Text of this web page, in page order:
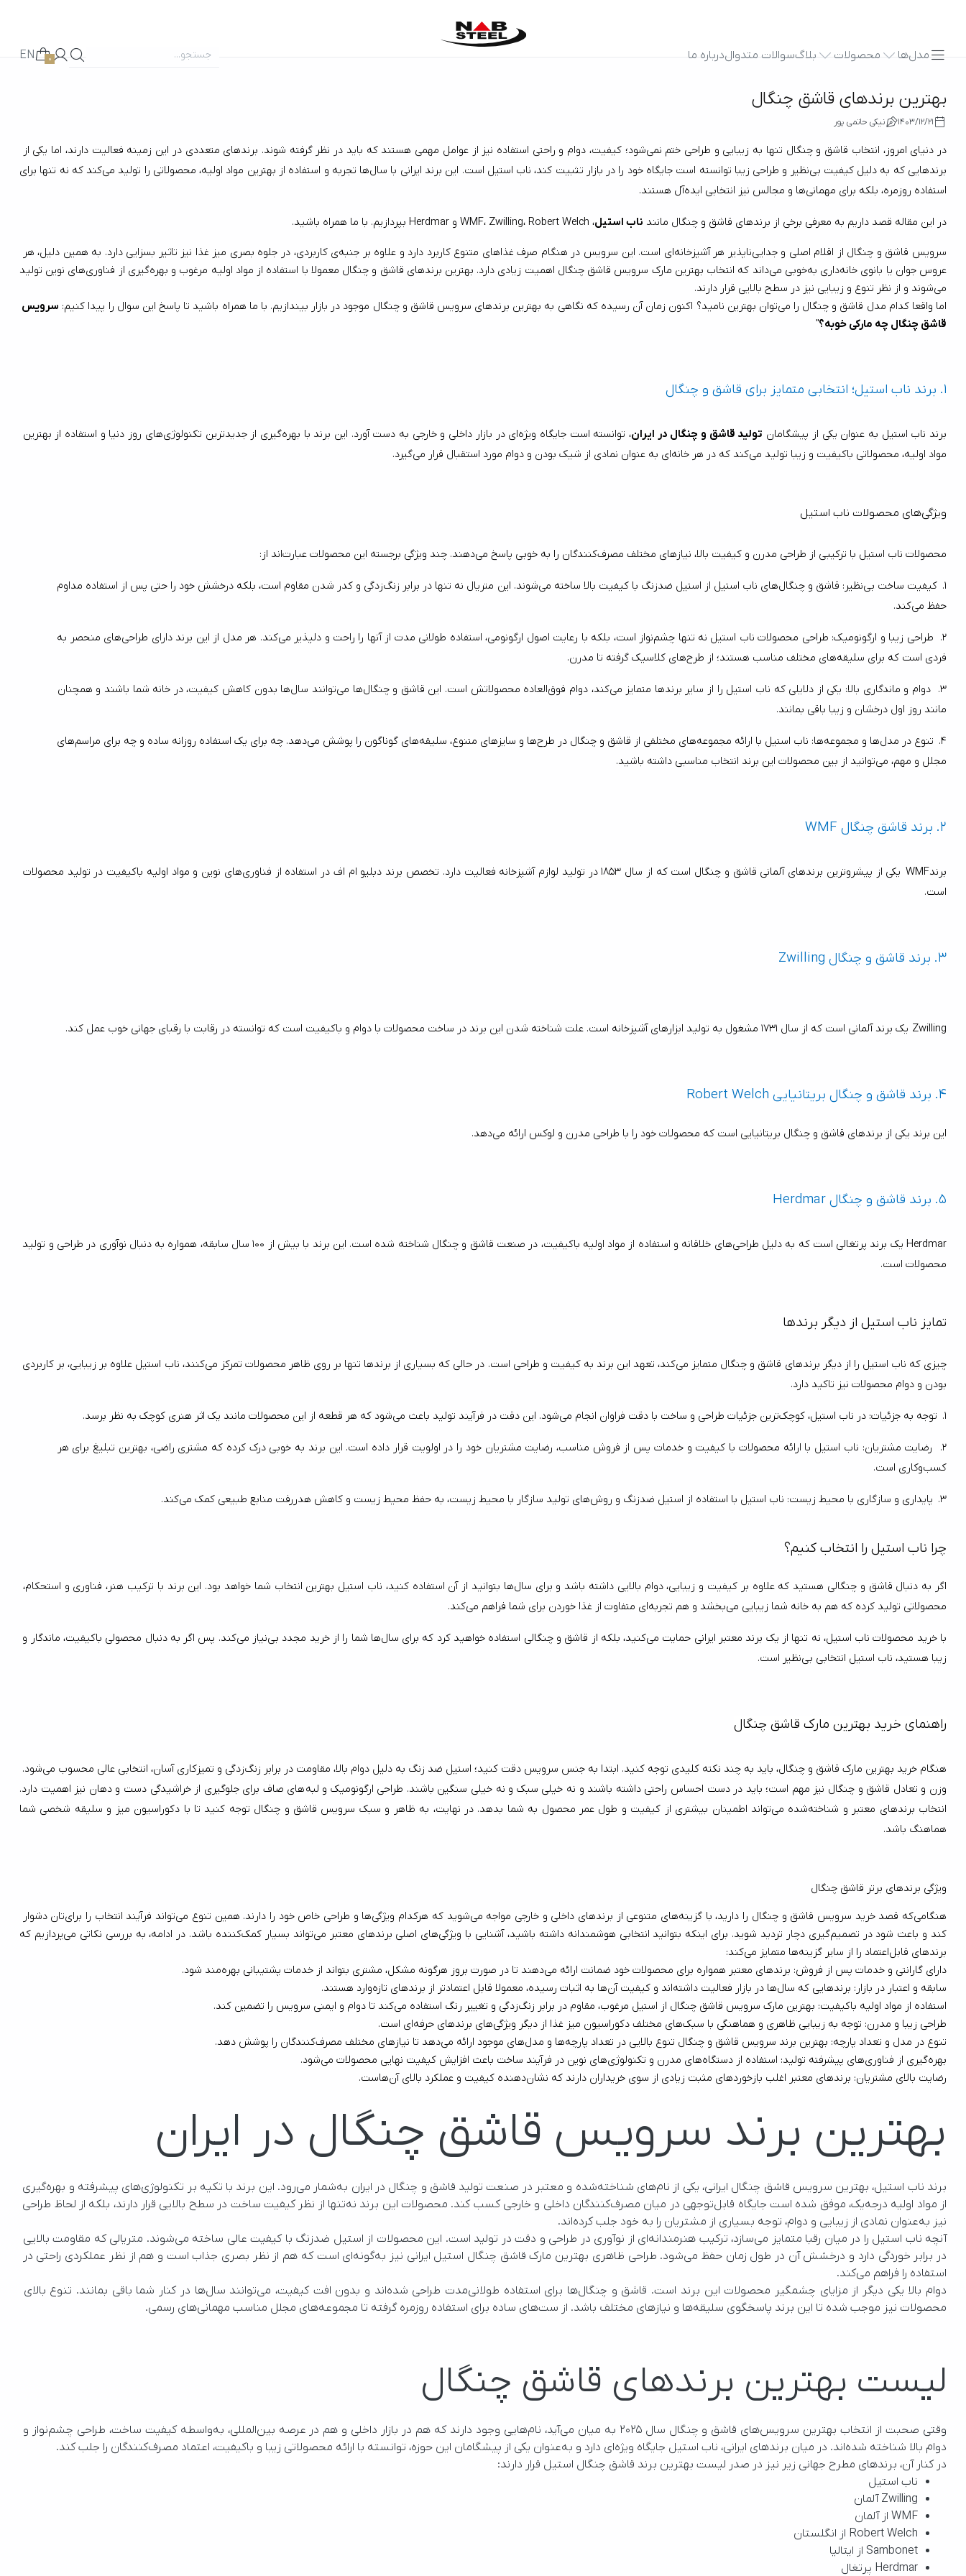
مدل‌ها محصولات بلاگسوالات متدوالدرباره ما 0
EN
بهترین برندهای قاشق چنگال
1403/12/21 نیکی حاتمی پور
در دنیای امروز، انتخاب قاشق و چنگال تنها به زیبایی و طراحی ختم نمی‌شود؛ کیفیت، دوام و راحتی استفاده نیز از عوامل مهمی هستند که باید در نظر گرفته شوند. برندهای متعددی در این زمینه فعالیت دارند، اما یکی از
استفاده روزمره، بلکه برای مهمانی‌ها و مجالس نیز انتخابی ایده‌آل هستند.
در این مقاله قصد داریم به معرفی برخی از برندهای قاشق و چنگال مانند ناب استیل، WMF، Zwilling، Robert Welch و Herdmar بپردازیم. با ما همراه باشید.
سرویس قاشق و چنگال از اقلام اصلی و جدایی‌ناپذیر هر آشپزخانه‌ای است. این سرویس در هنگام صرف غذاهای متنوع کاربرد دارد و علاوه بر جنبه‌ی کاربردی، در جلوه‌ بصری میز غذا نیز تاثیر بسزایی دارد. به همین دلیل، هر
می‌شوند و از نظر تنوع و زیبایی نیز در سطح بالایی قرار دارند.
اما واقعا کدام مدل قاشق و چنگال را می‌توان بهترین نامید؟ اکنون زمان آن رسیده که نگاهی به بهترین برندهای سرویس قاشق و چنگال موجود در بازار بیندازیم. با ما همراه باشید تا پاسخ این سوال را پیدا کنیم:
سرویس
قاشق چنگال چه مارکی خوبه؟"
1. برند ناب استیل؛ انتخابی متمایز برای قاشق و چنگال
برند ناب استیل به عنوان یکی از پیشگامان تولید قاشق و چنگال در ایران
، توانسته است جایگاه ویژه‌ای در بازار داخلی و خارجی به دست آورد. این برند با بهره‌گیری از جدیدترین تکنولوژی‌های روز دنیا و استفاده از بهترین
مواد اولیه، محصولاتی باکیفیت و زیبا تولید می‌کند که در هر خانه‌ای به عنوان نمادی از شیک بودن و دوام مورد استقبال قرار می‌گیرد.
ویژگی‌های محصولات ناب استیل
محصولات ناب استیل با ترکیبی از طراحی مدرن و کیفیت بالا، نیازهای مختلف مصرف‌کنندگان را به خوبی پاسخ می‌دهند. چند ویژگی برجسته این محصولات عبارت‌اند از:
1.
کیفیت ساخت بی‌نظیر: قاشق و چنگال‌های ناب استیل از استیل ضدزنگ با کیفیت بالا ساخته می‌شوند. این متریال نه تنها در برابر زنگ‌زدگی و کدر شدن مقاوم است، بلکه درخشش خود را حتی پس از استفاده مداوم
حفظ می‌کند.
2.
طراحی زیبا و ارگونومیک: طراحی محصولات ناب استیل نه تنها چشم‌نواز است، بلکه با رعایت اصول ارگونومی، استفاده طولانی مدت از آنها را راحت و دلپذیر می‌کند. هر مدل از این برند دارای طراحی‌های منحصر به
فردی است که برای سلیقه‌های مختلف مناسب هستند؛ از طرح‌های کلاسیک گرفته تا مدرن.
3.
دوام و ماندگاری بالا: یکی از دلایلی که ناب استیل را از سایر برندها متمایز می‌کند، دوام فوق‌العاده محصولاتش است. این قاشق و چنگال‌ها می‌توانند سال‌ها بدون کاهش کیفیت، در خانه شما باشند و همچنان
مانند روز اول درخشان و زیبا باقی بمانند.
4.
تنوع در مدل‌ها و مجموعه‌ها: ناب استیل با ارائه مجموعه‌های مختلفی از قاشق و چنگال در طرح‌ها و سایزهای متنوع، سلیقه‌های گوناگون را پوشش می‌دهد. چه برای یک استفاده روزانه ساده و چه برای مراسم‌های
مجلل و مهم، می‌توانید از بین محصولات این برند انتخاب مناسبی داشته باشید.
2. برند قاشق چنگال WMF
برندWMF  یکی از پیشروترین برندهای آلمانی قاشق و چنگال است که از سال 1853 در تولید لوازم آشپزخانه فعالیت دارد. تخصص برند دبلیو ام اف در استفاده از فناوری‌های نوین و مواد اولیه باکیفیت در تولید محصولات
است.
3. برند قاشق و چنگال Zwilling
Zwilling  یک برند آلمانی است که از سال 1731 مشغول به تولید ابزارهای آشپزخانه است. علت شناخته شدن این برند در ساخت محصولات با دوام و باکیفیت است که توانسته در رقابت با رقبای جهانی خوب عمل کند.
4. برند قاشق و چنگال بریتانیایی Robert Welch
این برند یکی از برندهای قاشق و چنگال بریتانیایی است که محصولات خود را با طراحی مدرن و لوکس ارائه می‌دهد.
5. برند قاشق و چنگال Herdmar
Herdmar یک برند پرتغالی است که به دلیل طراحی‌های خلاقانه و استفاده از مواد اولیه باکیفیت، در صنعت قاشق و چنگال شناخته شده است. این برند با بیش از 100 سال سابقه، همواره به دنبال نوآوری در طراحی و تولید
محصولات است.
تمایز ناب استیل از دیگر برندها
چیزی که ناب استیل را از دیگر برندهای قاشق و چنگال متمایز می‌کند، تعهد این برند به کیفیت و طراحی است. در حالی که بسیاری از برندها تنها بر روی ظاهر محصولات تمرکز می‌کنند، ناب استیل علاوه بر زیبایی، بر کاربردی
بودن و دوام محصولات نیز تاکید دارد.
1. توجه به جزئیات: در ناب استیل، کوچک‌ترین جزئیات طراحی و ساخت با دقت فراوان انجام می‌شود. این دقت در فرآیند تولید باعث می‌شود که هر قطعه از این محصولات مانند یک اثر هنری کوچک به نظر برسد.
2.
رضایت مشتریان: ناب استیل با ارائه محصولات با کیفیت و خدمات پس از فروش مناسب، رضایت مشتریان خود را در اولویت قرار داده است. این برند به خوبی درک کرده که مشتری راضی، بهترین تبلیغ برای هر
کسب‌وکاری است.
3. پایداری و سازگاری با محیط زیست: ناب استیل با استفاده از استیل ضدزنگ و روش‌های تولید سازگار با محیط زیست، به حفظ محیط زیست و کاهش هدررفت منابع طبیعی کمک می‌کند.
چرا ناب استیل را انتخاب کنیم؟
اگر به دنبال قاشق و چنگالی هستید که علاوه بر کیفیت و زیبایی، دوام بالایی داشته باشد و برای سال‌ها بتوانید از آن استفاده کنید، ناب استیل بهترین انتخاب شما خواهد بود. این برند با ترکیب هنر، فناوری و استحکام،
محصولاتی تولید کرده که هم به خانه شما زیبایی می‌بخشد و هم تجربه‌ای متفاوت از غذا خوردن برای شما فراهم می‌کند.
با خرید محصولات ناب استیل، نه تنها از یک برند معتبر ایرانی حمایت می‌کنید، بلکه از قاشق و چنگالی استفاده خواهید کرد که برای سال‌ها شما را از خرید مجدد بی‌نیاز می‌کند. پس اگر به دنبال محصولی باکیفیت، ماندگار و
زیبا هستید، ناب استیل انتخابی بی‌نظیر است.
راهنمای خرید بهترین مارک قاشق چنگال
هنگام خرید بهترین مارک قاشق و چنگال، باید به چند نکته کلیدی توجه کنید. ابتدا به جنس سرویس دقت کنید؛ استیل ضد زنگ به دلیل دوام بالا، مقاومت در برابر زنگ‌زدگی و تمیزکاری آسان، انتخابی عالی محسوب می‌شود.
هماهنگ باشد.
ویژگی برند‌های برتر قاشق چنگال
هنگامی‌که قصد خرید سرویس قاشق و چنگال را دارید، با گزینه‌های متنوعی از برندهای داخلی و خارجی مواجه می‌شوید که هرکدام ویژگی‌ها و طراحی خاص خود را دارند. همین تنوع می‌تواند فرآیند انتخاب را برای‌تان دشوار
برندهای قابل‌اعتماد را از سایر گزینه‌ها متمایز می‌کند:
دارای گارانتی و خدمات پس از فروش: برندهای معتبر همواره برای محصولات خود ضمانت ارائه می‌دهند تا در صورت بروز هرگونه مشکل، مشتری بتواند از خدمات پشتیبانی بهره‌مند شود.
سابقه و اعتبار در بازار: برندهایی که سال‌ها در بازار فعالیت داشته‌اند و کیفیت آن‌ها به اثبات رسیده، معمولا قابل اعتمادتر از برندهای تازه‌وارد هستند.
استفاده از مواد اولیه باکیفیت: بهترین مارک سرویس قاشق چنگال از استیل مرغوب، مقاوم در برابر زنگ‌زدگی و تغییر رنگ استفاده می‌کند تا دوام و ایمنی سرویس را تضمین کند.
طراحی زیبا و مدرن: توجه به زیبایی ظاهری و هماهنگی با سبک‌های مختلف دکوراسیون میز غذا از دیگر ویژگی‌های برندهای حرفه‌ای است.
تنوع در مدل و تعداد پارچه: بهترین برند سرویس قاشق و چنگال تنوع بالایی در تعداد پارچه‌ها و مدل‌های موجود ارائه می‌دهد تا نیازهای مختلف مصرف‌کنندگان را پوشش دهد.
بهره‌گیری از فناوری‌های پیشرفته تولید: استفاده از دستگاه‌های مدرن و تکنولوژی‌های نوین در فرآیند ساخت باعث افزایش کیفیت نهایی محصولات می‌شود.
رضایت بالای مشتریان: برندهای معتبر اغلب بازخوردهای مثبت زیادی از سوی خریداران دارند که نشان‌دهنده کیفیت و عملکرد بالای آن‌هاست.
بهترین برند سرویس قاشق چنگال در ایران
برند ناب استیل، بهترین سرویس قاشق چنگال ایرانی، یکی از نام‌های شناخته‌شده و معتبر در صنعت تولید قاشق و چنگال در ایران به‌شمار می‌رود. این برند با تکیه بر تکنولوژی‌های پیشرفته و بهره‌گیری
از مواد اولیه درجه‌یک، موفق شده است جایگاه قابل‌توجهی در میان مصرف‌کنندگان داخلی و خارجی کسب کند. محصولات این برند نه‌تنها از نظر کیفیت ساخت در سطح بالایی قرار دارند، بلکه از لحاظ طراحی
نیز به‌عنوان نمادی از زیبایی و دوام، توجه بسیاری از مشتریان را به خود جلب کرده‌اند.
آنچه ناب استیل را در میان رقبا متمایز می‌سازد، ترکیب هنرمندانه‌ای از نوآوری در طراحی و دقت در تولید است. این محصولات از استیل ضدزنگ با کیفیت عالی ساخته می‌شوند. متریالی که مقاومت بالایی
در برابر خوردگی دارد و درخشش آن در طول زمان حفظ می‌شود. طراحی ظاهری بهترین مارک قاشق چنگال استیل ایرانی نیز به‌گونه‌ای است که هم از نظر بصری جذاب است و هم از نظر عملکردی راحتی در
استفاده را فراهم می‌کند.
دوام بالا یکی دیگر از مزایای چشمگیر محصولات این برند است. قاشق و چنگال‌ها برای استفاده طولانی‌مدت طراحی شده‌اند و بدون افت کیفیت، می‌توانند سال‌ها در کنار شما باقی بمانند. تنوع بالای
محصولات نیز موجب شده تا این برند پاسخگوی سلیقه‌ها و نیازهای مختلف باشد. از ست‌های ساده برای استفاده روزمره گرفته تا مجموعه‌های مجلل مناسب مهمانی‌های رسمی.
لیست بهترین برند‌های قاشق چنگال
وقتی صحبت از انتخاب بهترین سرویس‌های قاشق و چنگال سال ۲۰۲۵ به میان می‌آید، نام‌هایی وجود دارند که هم در بازار داخلی و هم در عرصه بین‌المللی، به‌واسطه کیفیت ساخت، طراحی چشم‌نواز و
دوام بالا شناخته شده‌اند. در میان برندهای ایرانی، ناب استیل جایگاه ویژه‌ای دارد و به‌عنوان یکی از پیشگامان این حوزه، توانسته با ارائه محصولاتی زیبا و باکیفیت، اعتماد مصرف‌کنندگان را جلب کند.
در کنار آن، برندهای مطرح جهانی زیر نیز در صدر لیست بهترین برند قاشق چنگال استیل قرار دارند:
ناب استیل
Zwilling آلمان
WMF از آلمان
Robert Welch از انگلستان
Sambonet از ایتالیا
Herdmar پرتغال